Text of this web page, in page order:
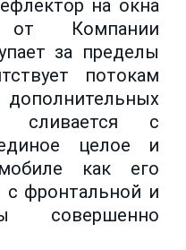
на окна
Компании
за пределы
потокам
дополнительных
с
целое и
как его
с фронтальной и
совершенно